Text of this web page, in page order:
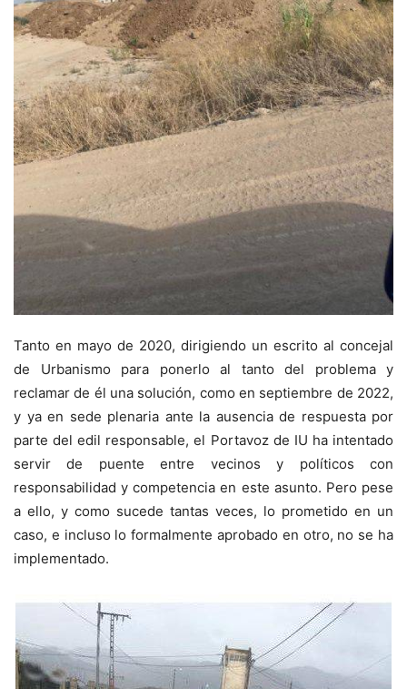
Tanto en mayo de 2020, dirigiendo un escrito al concejal
de Urbanismo para ponerlo al tanto del problema y
reclamar de él una solución, como en septiembre de 2022,
y ya en sede plenaria ante la ausencia de respuesta por
parte del edil responsable, el Portavoz de IU ha intentado
servir de puente entre vecinos y políticos con
responsabilidad y competencia en este asunto. Pero pese
a ello, y como sucede tantas veces, lo prometido en un
caso, e incluso lo formalmente aprobado en otro, no se ha
implementado.